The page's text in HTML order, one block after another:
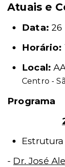
Atuais e
Data: 26
Horário:
Local:
Centro -
Programa
- Dr. José